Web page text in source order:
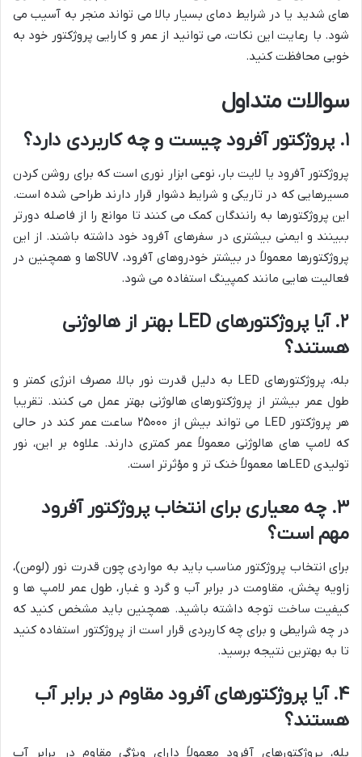
های شدید یا در شرایط دمای بسیار بالا می تواند منجر به آسیب می
شود. با رعایت این نکات، می توانید از عمر و کارایی پروژکتور خود به
خوبی محافظت کنید.
سوالات متداول
۱. پروژکتور آفرود چیست و چه کاربردی دارد؟
پروژکتور آفرود یا لایت بار، نوعی ابزار نوری است که برای روشن کردن
مسیرهایی که در تاریکی و شرایط دشوار قرار دارند طراحی شده است.
این پروژکتورها به رانندگان کمک می کنند تا موانع را از فاصله دورتر
ببینند و ایمنی بیشتری در سفرهای آفرود خود داشته باشند. از این
پروژکتورها معمولاً در بیشتر خودروهای آفرود، SUVها و همچنین در
فعالیت هایی مانند کمپینگ استفاده می شود.
۲. آیا پروژکتورهای LED بهتر از هالوژنی
هستند؟
بله، پروژکتورهای LED به دلیل قدرت نور بالا، مصرف انرژی کمتر و
طول عمر بیشتر از پروژکتورهای هالوژنی بهتر عمل می کنند. تقریبا
هر پروژکتور LED می تواند بیش از ۲۵۰۰۰ ساعت عمر کند در حالی
که لامپ های هالوژنی معمولاً عمر کمتری دارند. علاوه بر این، نور
تولیدی LEDها معمولاً خنک تر و مؤثرتر است.
۳. چه معیاری برای انتخاب پروژکتور آفرود
مهم است؟
برای انتخاب پروژکتور مناسب باید به مواردی چون قدرت نور (لومن)،
زاویه پخش، مقاومت در برابر آب و گرد و غبار، طول عمر لامپ ها و
کیفیت ساخت توجه داشته باشید. همچنین باید مشخص کنید که
در چه شرایطی و برای چه کاربردی قرار است از پروژکتور استفاده کنید
تا به بهترین نتیجه برسید.
۴. آیا پروژکتورهای آفرود مقاوم در برابر آب
هستند؟
بله، پروژکتورهای آفرود معمولاً دارای ویژگی مقاوم در برابر آب